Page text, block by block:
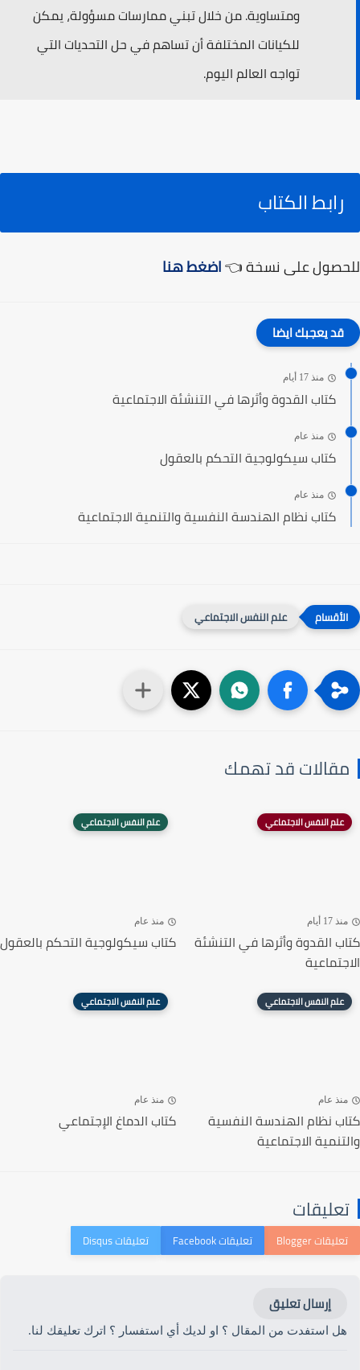
ومتساوية. من خلال تبني ممارسات مسؤولة، يمكن
للكيانات المختلفة أن تساهم في حل التحديات التي
تواجه العالم اليوم.
رابط الكتاب
للحصول على نسخة 👈اضغط هنا
قد يعجبك ايضا
منذ 17 أيام
كتاب القدوة وأثرها في التنشئة الاجتماعية
منذ عام
كتاب سيكولوجية التحكم بالعقول
منذ عام
كتاب نظام الهندسة النفسية والتنمية الاجتماعية
علم النفس الاجتماعي
مقالات قد تهمك
علم النفس الاجتماعي
منذ 17 أيام
كتاب القدوة وأثرها في التنشئة
الاجتماعية
علم النفس الاجتماعي
منذ عام
كتاب سيكولوجية التحكم بالعقول
علم النفس الاجتماعي
منذ عام
كتاب نظام الهندسة النفسية
والتنمية الاجتماعية
علم النفس الاجتماعي
منذ عام
كتاب الدماغ الإجتماعي
تعليقات
إرسال تعليق
هل استفدت من المقال ؟ او لديك أي استفسار ؟ اترك تعليقك لنا.